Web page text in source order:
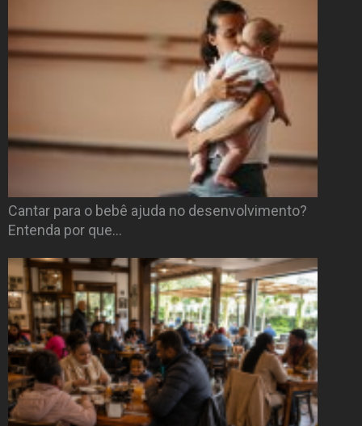
Cantar para o bebê ajuda no desenvolvimento?
Entenda por que…